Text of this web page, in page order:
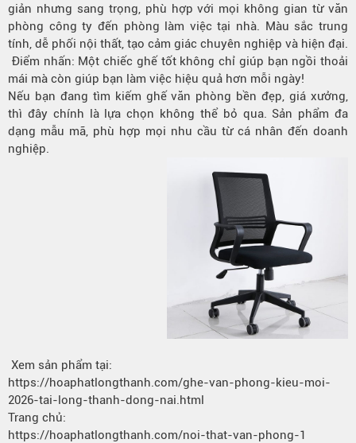
giản nhưng sang trọng, phù hợp với mọi không gian từ văn
phòng công ty đến phòng làm việc tại nhà. Màu sắc trung
tính, dễ phối nội thất, tạo cảm giác chuyên nghiệp và hiện đại.
Điểm nhấn: Một chiếc ghế tốt không chỉ giúp bạn ngồi thoải
mái mà còn giúp bạn làm việc hiệu quả hơn mỗi ngày!
Nếu bạn đang tìm kiếm ghế văn phòng bền đẹp, giá xưởng,
thì đây chính là lựa chọn không thể bỏ qua. Sản phẩm đa
dạng mẫu mã, phù hợp mọi nhu cầu từ cá nhân đến doanh
nghiệp.
Xem sản phẩm tại:
https://hoaphatlongthanh.com/ghe-van-phong-kieu-moi-
2026-tai-long-thanh-dong-nai.html
Trang chủ:
https://hoaphatlongthanh.com/noi-that-van-phong-1